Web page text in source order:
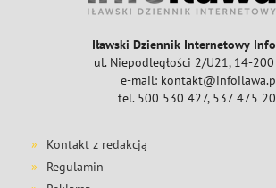
Iławski Dziennik Internetowy Info
ul. Niepodległości 2/U21, 14-200
e-mail:
tel. 500 530 427, 537 475
Kontakt z redakcją
Regulamin